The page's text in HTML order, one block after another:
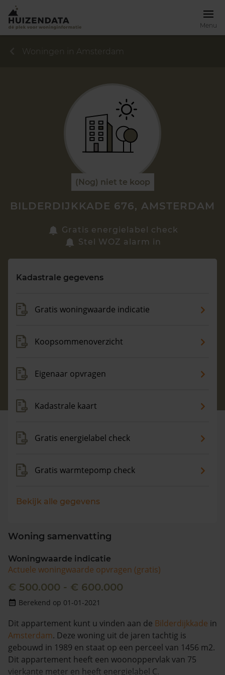
Menu
Zoek een woning
Maandag t/m vrijdag - 08:00 -18:00
Woningen in Amsterdam
(Nog) niet te koop
BILDERDIJKKADE 676, AMSTERDAM
Gratis energielabel check
Stel WOZ alarm in
Kadastrale gegevens
Gratis woningwaarde indicatie
Koopsommenoverzicht
Eigenaar opvragen
Kadastrale kaart
Gratis energielabel check
Gratis warmtepomp check
Bekijk alle gegevens
Woning samenvatting
Woningwaarde indicatie
Actuele woningwaarde opvragen (gratis)
€ 500.000 - € 600.000
Berekend op 01-01-2021
Dit appartement kunt u vinden aan de Bilderdijkkade in
Amsterdam. Deze woning uit de jaren tachtig is
gebouwd in 1989 en staat op een perceel van 1456 m2.
Dit appartement heeft een woonoppervlak van 75
vierkante meter en heeft energielabel C.